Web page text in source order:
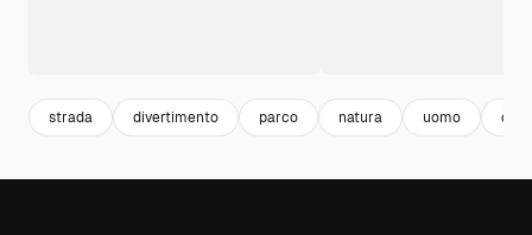
strada divertimento parco natura uomo